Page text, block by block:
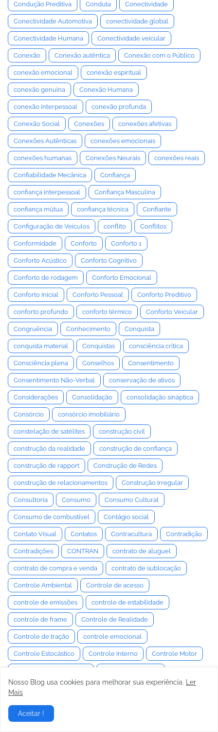
Condução Preditiva Conduta Conectividade
Conectividade Automotiva conectividade global
Conectividade Humana Conectividade veicular
Conexão Conexão autêntica Conexão com o Público
conexão emocional conexão espiritual
conexão genuína Conexão Humana
conexão interpessoal conexão profunda
Conexão Social Conexões conexões afetivas
Conexões Autênticas conexões emocionais
conexões humanas Conexões Neurais conexões reais
Confiabilidade Mecânica Confiança
confiança interpessoal Confiança Masculina
confiança mútua confiança técnica Confiante
Configuração de Veículos conflito Conflitos
Conformidade Conforto Conforto 1
Conforto Acústico Conforto Cognitivo
Conforto de rodagem Conforto Emocional
Conforto Inicial Conforto Pessoal Conforto Preditivo
conforto profundo conforto térmico Conforto Veicular
Congruência Conhecimento Conquista
conquista material Conquistas consciência crítica
Consciência plena Conselhos Consentimento
Consentimento Não-Verbal conservação de ativos
Considerações Consolidação consolidação sináptica
Consórcio consórcio imobiliário
constelação de satélites construção civil
construção da realidade construção de confiança
construção de rapport Construção de Redes
construção de relacionamentos Construção Irregular
Consultoria Consumo Consumo Cultural
Consumo de combustível Contágio social
Contato Visual Contatos Contracultura Contradição
Contradições CONTRAN contrato de aluguel
contrato de compra e venda contrato de sublocação
Controle Ambiental Controle de acesso
controle de emissões controle de estabilidade
controle de frame Controle de Realidade
Controle de tração controle emocional
Controle Estocástico Controle Interno Controle Motor
controle social Convenção Convencimento
Convergência e Câmber
Conversação
Nosso Blog usa cookies para melhorar sua experiência.
Ler
Mais
Aceitar !